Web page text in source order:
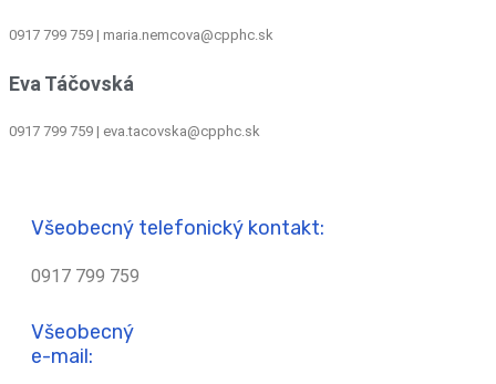
0917 799 759 | maria.nemcova@cpphc.sk
Eva Táčovská
0917 799 759 | eva.tacovska@cpphc.sk
Všeobecný telefonický kontakt:
0917 799 759
Všeobecný
e-mail: